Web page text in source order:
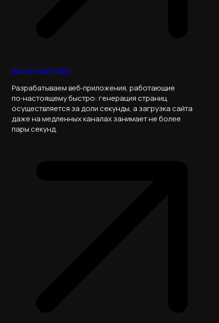
Быстродействие
Разрабатываем веб‑приложения, работающие
по‑настоящему быстро: генерация страниц
осуществляется за доли секунды, а загрузка сайта
даже на медленных каналах занимает не более
пары секунд.